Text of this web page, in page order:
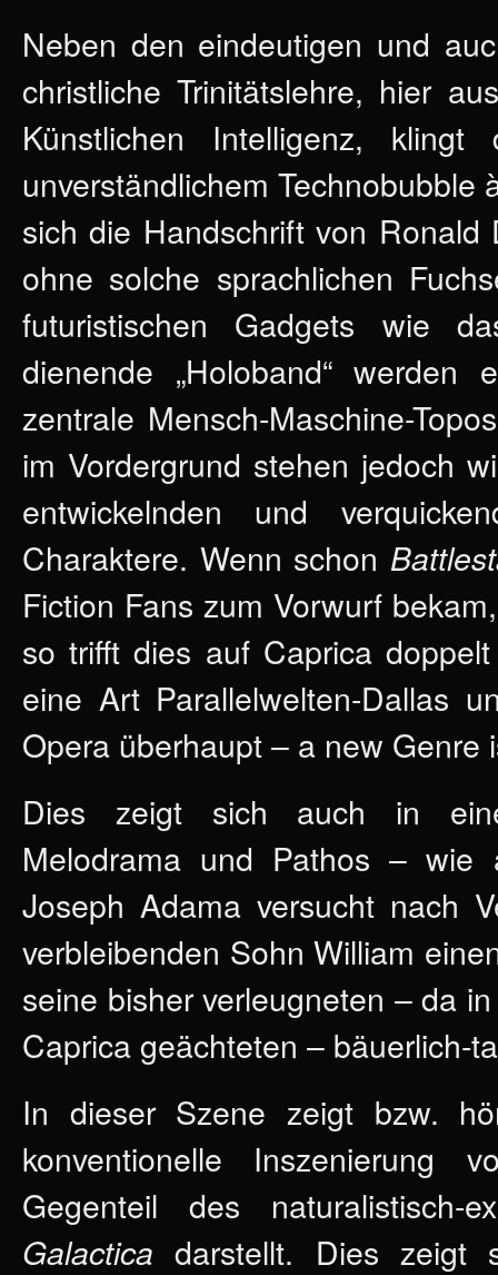
Neben den eindeutigen und
christliche Trinitätslehre, hier
Künstlichen Intelligenz,
unverständlichem Technobubble
sich die Handschrift von
ohne solche sprachlichen
futuristischen Gadgets wie
dienende „Holoband“
zentrale Mensch-Maschine-
im Vordergrund stehen jedoch
entwickelnden und
Charaktere. Wenn schon
Fiction Fans zum Vorwurf
so trifft dies auf Caprica
eine Art Parallelwelten-Dallas
Opera überhaupt – a new Genre
Dies zeigt sich auch in
Melodrama und Pathos – wie
Joseph Adama versucht nach
verbleibenden Sohn William
seine bisher verleugneten – da
Caprica geächteten – bäuerlich-
In dieser Szene zeigt bzw.
konventionelle Inszenierung
Gegenteil des
Galactica darstellt. Dies zeigt